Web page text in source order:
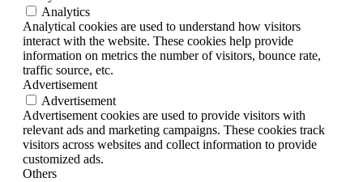
Analytics
Analytical cookies are used to understand how visitors
interact with the website. These cookies help provide
information on metrics the number of visitors, bounce rate,
traffic source, etc.
Advertisement
Advertisement
Advertisement cookies are used to provide visitors with
relevant ads and marketing campaigns. These cookies track
visitors across websites and collect information to provide
customized ads.
Others